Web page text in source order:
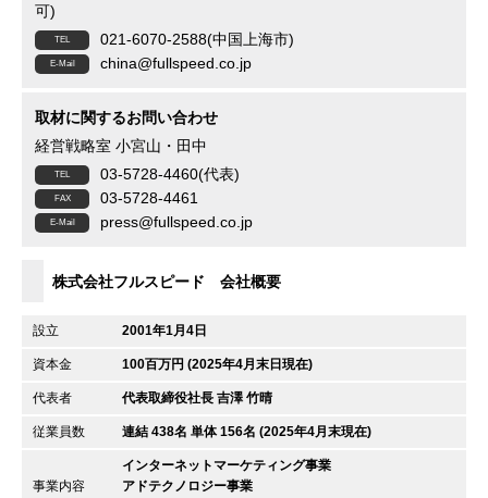
可)
021-6070-2588(中国上海市)
china@fullspeed.co.jp
取材に関するお問い合わせ
経営戦略室 小宮山・田中
03-5728-4460(代表)
03-5728-4461
press@fullspeed.co.jp
株式会社フルスピード 会社概要
設立 2001年1月4日
資本金 100百万円 (2025年4月末日現在)
代表者 代表取締役社長 吉澤 竹晴
従業員数 連結 438名 単体 156名 (2025年4月末現在)
事業内容
インターネットマーケティング事業
アドテクノロジー事業